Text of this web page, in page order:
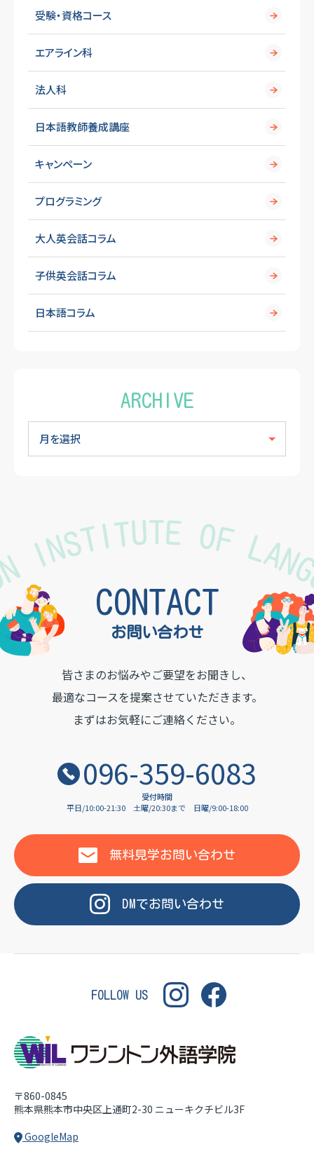
受験・資格コース
エアライン科
法人科
日本語教師養成講座
キャンペーン
プログラミング
大人英会話コラム
子供英会話コラム
日本語コラム
ARCHIVE
WASHINGTON
INSTITUTE OF
お問い合わせ
CONTACT
皆さまのお悩みやご要望をお聞きし、
最適なコースを提案させていただきます。
まずはお気軽にご連絡ください。
096-359-6083
受付時間
平日/10:00-21:30
土曜/20:30まで 日曜/9:00-18:00
無料見学お問い合わせ
DMでお問い合わせ
FOLLOW US
〒860-0845
熊本県熊本市中央区上通町2-30 ニューキクチビル3F
GoogleMap